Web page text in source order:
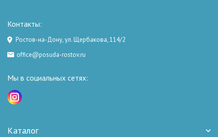
Контакты:
Ростов-на-Дону, ул. Щербакова, 114/2
office@posuda-rostov.ru
Мы в социальных сетях:
Каталог